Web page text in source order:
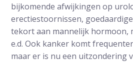
bijkomende afwijkingen op
erectiestoornissen,
tekort aan mannelijk hormoon,
e.d. Ook kanker komt
maar er is nu een uitzondering